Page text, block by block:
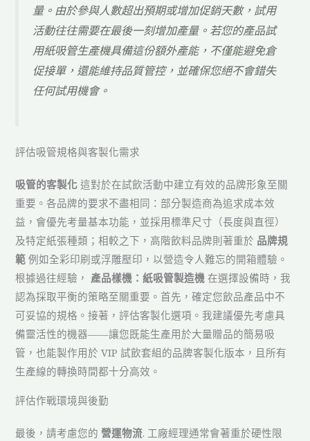
量。由於參與人數超出預期或增加促銷天數，試用
活動往往需要在最後一刻增加產量。若您的產品試
用紙吸管生產機具備這份額外產能，不僅能避免倉
促接單，還能維持品質管控，並確保您絕不會錯失
任何試用機會。
評估吸管規格與客製化需求
吸管的客製化 這對於在試飲活動中建立有效的品牌形象至關
重要。各品牌的要求不盡相同：部分製造商為追求成本效
益，會優先考量基本功能，並採用標準尺寸（長度與直徑）
及特定紙張種類；相較之下，高階飲料品牌則著重於 品牌規
範 例如全彩印刷或浮雕壓印，以營造令人難忘的開箱體驗。
根據過往經驗， 產品樣機：紙吸管製造機 在選擇設備時，我
認為採取平衡的策略至關重要。首先，確定您飲品產品中不
可妥協的規格。接著，評估客製化選項。我建議優先考慮具
備靈活性的機器——讓您既能生產用於大量贈品的簡易吸
管，也能製作用於 VIP 試飲套組的品牌客製化版本，且所有
生產線的轉換時間都十分高效。
評估作戰環境與後勤
最後，請考慮您的 營運物流. 工廠經理通常會著重於硬性限